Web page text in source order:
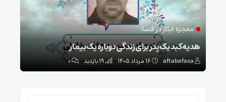
معجزه ایثار در فسا؛
هدیه کبد یک پدر برای زندگی دوباره یک بیمار
aftabefasa ۱۶ مرداد ۱۴۰۵ 19 بازدید ۰